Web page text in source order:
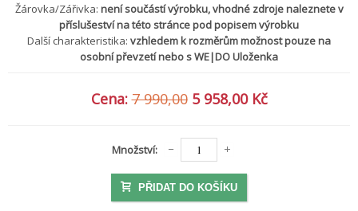
Žárovka/Zářivka: není součástí výrobku, vhodné zdroje naleznete v
příslušeství na této stránce pod popisem výrobku
Další charakteristika: vzhledem k rozměrům možnost pouze na
osobní převzetí nebo s WE|DO Uloženka
Cena:7 990,00 5 958,00 Kč
Množství:
PŘIDAT DO KOŠÍKU